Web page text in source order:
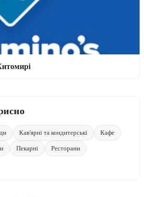
Кав'ярні та кондитерські Кафе
Пекарні Ресторани